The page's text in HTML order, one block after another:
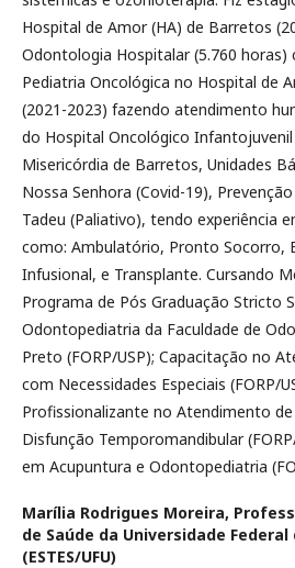
Hospital de Amor (HA) de Barretos
Odontologia Hospitalar (5.760 horas)
Pediatria Oncológica no Hospital de
(2021-2023) fazendo atendimento
do Hospital Oncológico
Misericórdia de Barretos, Unidades
Nossa Senhora (Covid-19),
Tadeu (Paliativo), tendo experiência
como: Ambulatório, Pronto Socorro,
Infusional, e Transplante. Cursando
Programa de Pós Graduação Stricto
Odontopediatria da Faculdade de
Preto (FORP/USP); Capacitação no
com Necessidades Especiais (FORP/
Profissionalizante no Atendimento
Disfunção Temporomandibular
em Acupuntura e Odontopediatria
Marília Rodrigues Moreira,
de Saúde da Universidade
(ESTES/UFU)